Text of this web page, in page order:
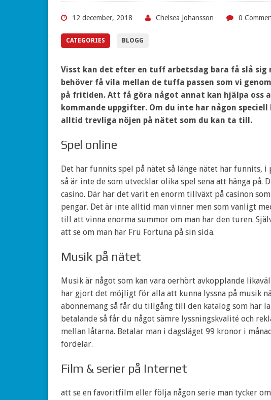
12 december, 2018 Chelsea Johansson 0
CATEGORIES BLOGG
Visst kan det efter en tuff arbetsdag bara få slå sig
behöver få vila mellan de tuffa passen som vi
på fritiden. Att få göra något annat kan hjälpa oss
kommande uppgifter. Om du inte har någon
alltid trevliga nöjen på nätet som du kan ta till.
Spel online
Det har funnits spel på nätet så länge nätet har funnits,
så är inte de som utvecklar olika spel sena att hänga på.
casino. Där har det varit en enorm tillväxt på casinon
pengar. Det är inte alltid man vinner men som vanligt
till att vinna enorma summor om man har den turen.
att se om man har Fru Fortuna på sin sida.
Musik på nätet
Musik är något som kan vara oerhört avkopplande
har gjort det möjligt för alla att kunna lyssna på musik
abonnemang så får du tillgång till den katalog som har
betalande så får du något sämre lyssningskvalité och
mellan låtarna. Betalar man i dagsläget 99 kronor i
fördelar.
Film & serier på Internet
att se en favoritfilm eller följa någon serie man tycker